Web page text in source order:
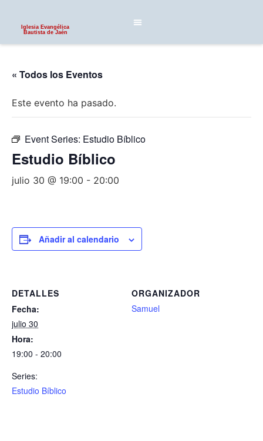
Iglesia Evangélica
Bautista de Jaén
« Todos los Eventos
Este evento ha pasado.
Event Series: Estudio Bíblico
Estudio Bíblico
julio 30 @ 19:00 - 20:00
Añadir al calendario
DETALLES
Fecha:
julio 30
Hora:
19:00 - 20:00
Series:
Estudio Bíblico
ORGANIZADOR
Samuel